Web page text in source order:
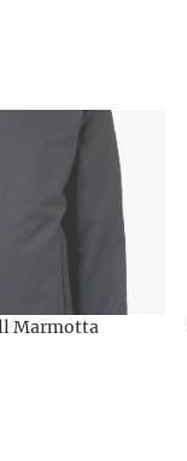
Marmotta